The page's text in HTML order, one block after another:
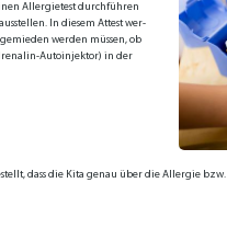
Al­ler­gie­test durch­füh­ren
In die­sem At­test wer­
wer­den müs­sen, ob
Au­to­in­jek­tor) in der
dass die Ki­ta ge­nau über die Al­ler­gie